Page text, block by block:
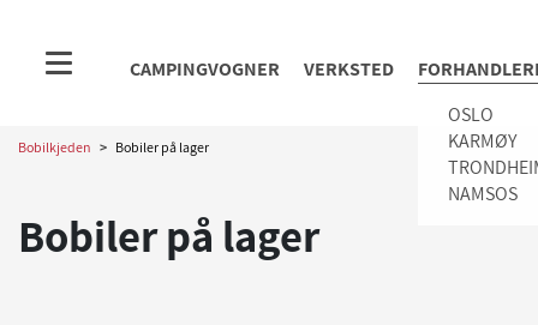
CAMPINGVOGNER VERKSTED
OSLO
KARMØY
NAMSOS
Bobilkjeden > Bobiler på lager
Bobiler på lager